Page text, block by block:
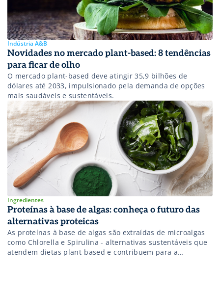
Indústria A&B
Novidades no mercado plant-based: 8 tendências
para ficar de olho
O mercado plant-based deve atingir 35,9 bilhões de
dólares até 2033, impulsionado pela demanda de opções
mais saudáveis e sustentáveis.
Ingredientes
Proteínas à base de algas: conheça o futuro das
alternativas proteicas
As proteínas à base de algas são extraídas de microalgas
como Chlorella e Spirulina - alternativas sustentáveis que
atendem dietas plant-based e contribuem para a